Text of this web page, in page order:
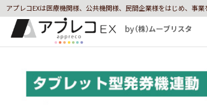
アプレコEXは医療機関様、公共機関様、民間企業様をはじめ、事